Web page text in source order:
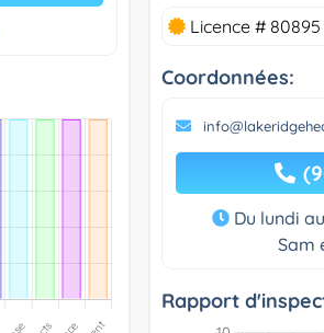
Licence # 80895
Coordonnées:
Du lundi
Sam
Rapport